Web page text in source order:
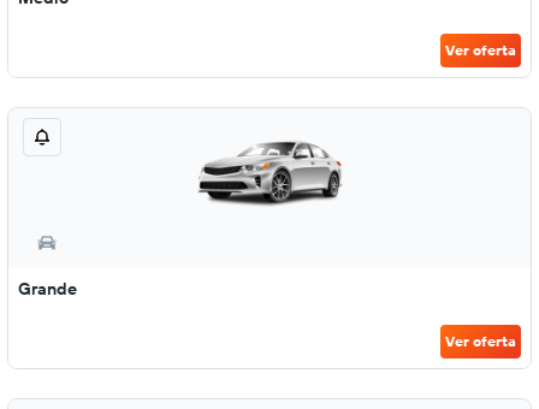
Ver oferta
Grande
Ver oferta